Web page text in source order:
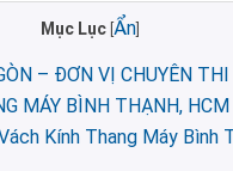
Mục Lục Ẩn]
– ĐƠN VỊ CHUYÊN THI
MÁY BÌNH THẠNH,
Kính Thang Máy Bình